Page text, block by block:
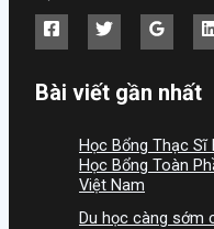
Bài viết gần nhất
Học Bổng Thạc Sĩ
Học Bổng Toàn
Việt Nam
Du học càng sớm